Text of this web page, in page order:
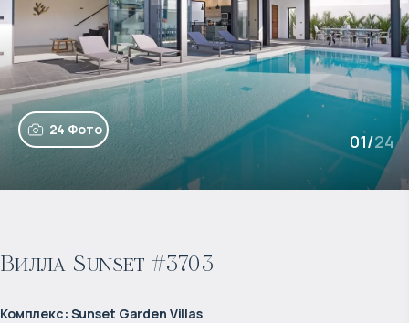
24 Фото
01/24
Вилла Sunset #3703
Комплекс: Sunset Garden Villas